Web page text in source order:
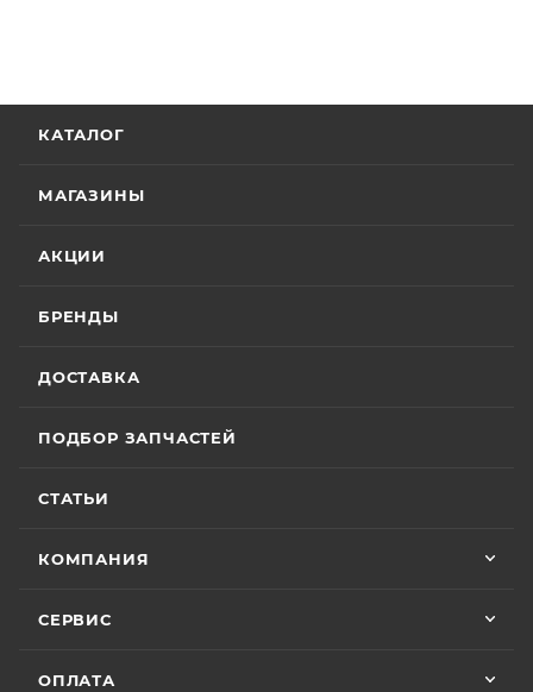
КАТАЛОГ
МАГАЗИНЫ
АКЦИИ
БРЕНДЫ
ДОСТАВКА
ПОДБОР ЗАПЧАСТЕЙ
СТАТЬИ
КОМПАНИЯ
СЕРВИС
ОПЛАТА